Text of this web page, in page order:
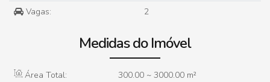
Vagas:
2
Medidas do Imóvel
Área Total: 300.00 ~ 3000.00 m²